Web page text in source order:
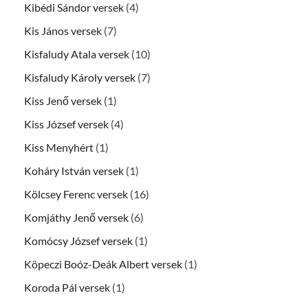
Kibédi Sándor versek (4)
Kis János versek (7)
Kisfaludy Atala versek (10)
Kisfaludy Károly versek (7)
Kiss Jenő versek (1)
Kiss József versek (4)
Kiss Menyhért (1)
Koháry István versek (1)
Kölcsey Ferenc versek (16)
Komjáthy Jenő versek (6)
Komócsy József versek (1)
Köpeczi Boóz-Deák Albert versek (1)
Koroda Pál versek (1)